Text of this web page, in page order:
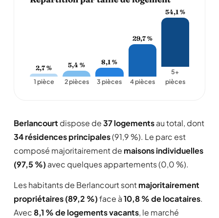
2,7 %
1 pièce
5,4 %
2 pièces
8,1 %
3 pièces
29,7 %
4 pièces
54,1 %
5+
pièces
Berlancourt dispose de37 logementsau total, dont
34 résidences principales(91,9 %). Le parc est
composé majoritairement de maisons individuelles
(97,5 %) avec quelques appartements (0,0 %).
Les habitants de Berlancourt sontmajoritairement
propriétaires (89,2 %)face à10,8 % de locataires.
Avec8,1 % de logements vacants, le marché